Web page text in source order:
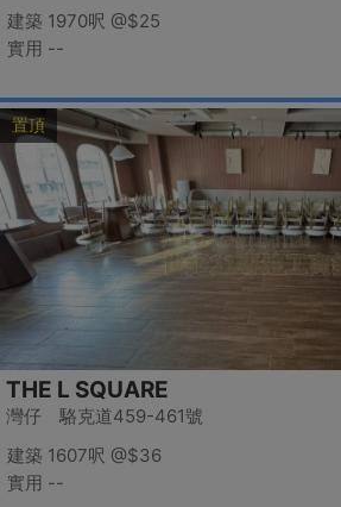
建築 1970呎 @$25
實用 --
置頂
THE L SQUARE
灣仔 駱克道459-461號
建築 1607呎 @$36
實用 --